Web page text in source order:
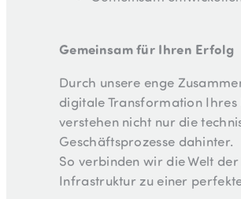
Gemeinsam für Ihren Erfolg
Durch unsere enge
digitale Transformation
verstehen nicht nur die
Geschäftsprozesse dahinter.
So verbinden wir die Welt
Infrastruktur zu einer